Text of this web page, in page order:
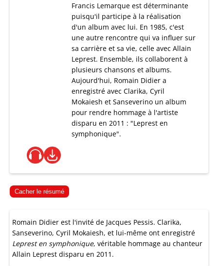
Francis Lemarque est déterminante
puisqu'il participe à la réalisation
d'un album avec lui. En 1985, c'est
une autre rencontre qui va influer sur
sa carrière et sa vie, celle avec Allain
Leprest. Ensemble, ils collaborent à
plusieurs chansons et albums.
Aujourd'hui, Romain Didier a
enregistré avec Clarika, Cyril
Mokaiesh et Sanseverino un album
pour rendre hommage à l'artiste
disparu en 2011 : "Leprest en
symphonique".
Cacher le résumé
Romain Didier est l'invité de Jacques Pessis. Clarika,
Sanseverino, Cyril Mokaiesh, et lui-même ont enregistré
Leprest en symphonique, véritable hommage au chanteur
Allain Leprest disparu en 2011.